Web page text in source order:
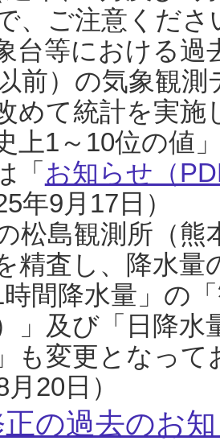
、ご注意くだ
台等における過
以前）の気象観
めて統計を実
上1～10位の値
「 お知らせ（
年9月17日）
松島観測所（熊
精査し、降水
時間降水量」の
」及び「日降
も変更となっ
月20日）
の過去のお